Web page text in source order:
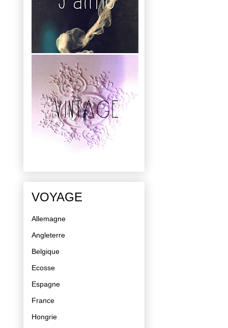
VOYAGE
Allemagne
Angleterre
Belgique
Ecosse
Espagne
France
Hongrie